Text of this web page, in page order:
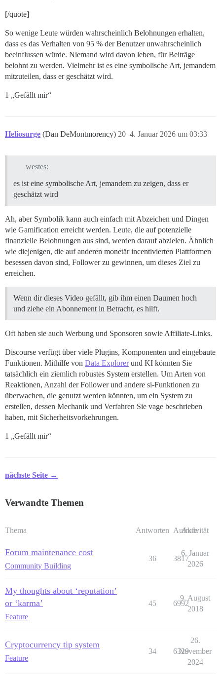
[/quote]
So wenige Leute würden wahrscheinlich Belohnungen erhalten,
dass es das Verhalten von 95 % der Benutzer unwahrscheinlich
beeinflussen würde. Niemand wird davon leben, für Beiträge
belohnt zu werden. Vielmehr ist es eine symbolische Art, jemandem
mitzuteilen, dass er geschätzt wird.
1 „Gefällt mir“
Heliosurge (Dan DeMontmorency) 4. Januar 2026 um 03:33
20
westes:
es ist eine symbolische Art, jemandem zu zeigen, dass er
geschätzt wird
Ah, aber Symbolik kann auch einfach mit Abzeichen und Dingen
wie Gamification erreicht werden. Leute, die auf potenzielle
finanzielle Belohnungen aus sind, werden darauf abzielen. Ähnlich
wie diejenigen, die auf anderen monetär incentivierten Plattformen
besessen davon sind, Follower zu gewinnen, um dieses Ziel zu
erreichen.
Wenn dir dieses Video gefällt, gib ihm einen Daumen hoch
und ziehe ein Abonnement in Betracht, es hilft.
Oft haben sie auch Werbung und Sponsoren sowie Affiliate-Links.
Discourse verfügt über viele Plugins, Komponenten und eingebaute
Funktionen. Mithilfe von Data Explorerund KI könnten Sie
tatsächlich ein ziemlich robustes System erstellen. Um Arten von
Reaktionen, Anzahl der Follower und andere si-Funktionen zu
überwachen, die genutzt werden könnten, um ein System zu
erstellen, dessen Mechanik und Verfahren Sie vage beschrieben
haben, mit Sicherheitsvorkehrungen.
1 „Gefällt mir“
nächste Seite →
Verwandte Themen
Thema Antworten Aufrufe
Aktivität
Forum maintenance cost
Community Building
36 3817
6. Januar
2026
My thoughts about ‘reputation’
or ‘karma’
Feature
45 6992
9. August
2018
Cryptocurrency tip system
Feature
34 6329
26.
November
2024